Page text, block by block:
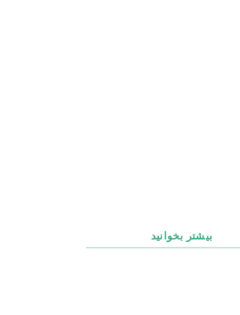
بیشتر بخوانید